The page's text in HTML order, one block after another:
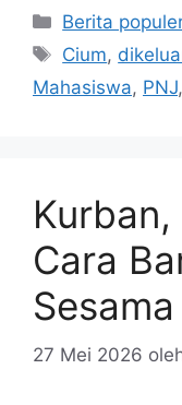
Kategori
Berita
Tag
Cium,
Mahasiswa, PNJ,
Cara
Sesama
27 Mei 2026